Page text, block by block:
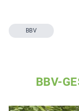
BBV
BBV-